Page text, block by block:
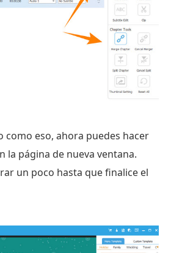
como eso, ahora puedes hacer
la página de nueva ventana.
un poco hasta que finalice el